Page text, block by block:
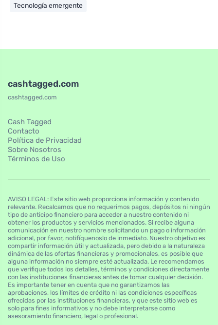
Tecnología emergente
cashtagged.com
cashtagged.com
Cash Tagged
Contacto
Política de Privacidad
Sobre Nosotros
Términos de Uso
AVISO LEGAL: Este sitio web proporciona información y contenido
relevante. Recalcamos que no requerimos pagos, depósitos ni ningún
tipo de anticipo financiero para acceder a nuestro contenido ni
obtener los productos y servicios mencionados. Si recibe alguna
comunicación en nuestro nombre solicitando un pago o información
adicional, por favor, notifíquenoslo de inmediato. Nuestro objetivo es
compartir información útil y actualizada, pero debido a la naturaleza
dinámica de las ofertas financieras y promocionales, es posible que
alguna información no siempre esté actualizada. Le recomendamos
que verifique todos los detalles, términos y condiciones directamente
con las instituciones financieras antes de tomar cualquier decisión.
Es importante tener en cuenta que no garantizamos las
aprobaciones, los límites de crédito ni las condiciones específicas
ofrecidas por las instituciones financieras, y que este sitio web es
solo para fines informativos y no debe interpretarse como
asesoramiento financiero, legal o profesional.